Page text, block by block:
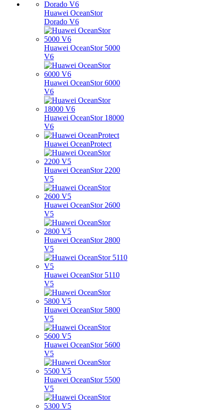
Huawei OceanStor
Dorado V6
Huawei OceanStor 5000
V6
Huawei OceanStor 6000
V6
Huawei OceanStor 18000
V6
Huawei OceanProtect
Huawei OceanStor 2200
V5
Huawei OceanStor 2600
V5
Huawei OceanStor 2800
V5
Huawei OceanStor 5110
V5
Huawei OceanStor 5800
V5
Huawei OceanStor 5600
V5
Huawei OceanStor 5500
V5